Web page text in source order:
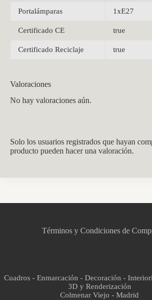
Portalámparas 1xE27
Certificado CE true
Certificado Reciclaje true
Valoraciones
No hay valoraciones aún.
Solo los usuarios registrados que hayan
producto pueden hacer una valoración.
Términos y Condiciones de
Cuadros - Enmarcación - Decoración -
3D y Renderización
Colmenar Viejo - Madrid
Asistente virtual · En línea